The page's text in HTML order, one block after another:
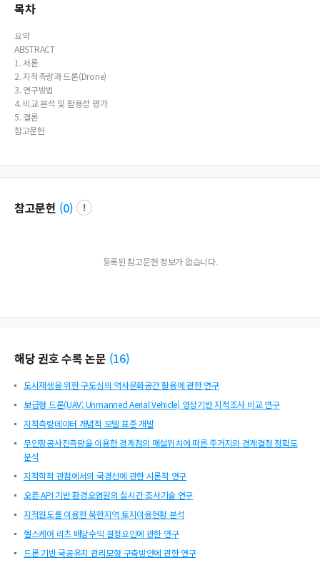
목차
요약
ABSTRACT
1. 서론
2. 지적측량과 드론(Drone)
3. 연구방법
4. 비교 분석 및 활용성 평가
5. 결론
참고문헌
참고문헌 (0)
등록된 참고문헌 정보가 없습니다.
해당 권호 수록 논문 (16)
도시재생을 위한 구도심의 역사문화공간 활용에 관한 연구
보급형 드론(UAV; Unmanned Aerial Vehicle) 영상기반 지적조사 비교 연구
지적측량데이터 개념적 모델 표준 개발
무인항공사진측량을 이용한 경계점의 매설위치에 따른 주거지의 경계결정 정확도
분석
지적학적 관점에서의 국경선에 관한 시론적 연구
오픈 API 기반 환경오염원의 실시간 조사기술 연구
지적원도를 이용한 북한지역 토지이용현황 분석
헬스케어 리츠 배당수익 결정요인에 관한 연구
드론 기반 국공유지 관리모형 구축방안에 관한 연구